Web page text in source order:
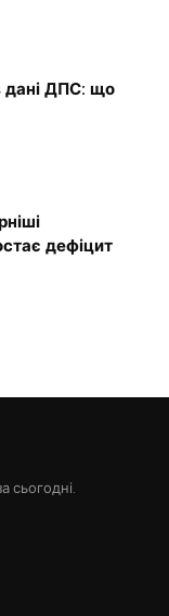
дані ДПС: що
дефіцит
сьогодні.